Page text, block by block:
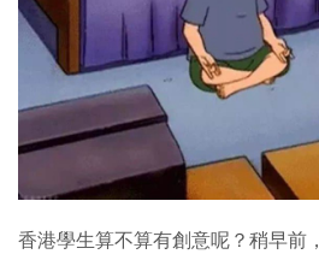
Enterprise Digital Transformation
特集
香港學生算不算有創意呢？稍早前